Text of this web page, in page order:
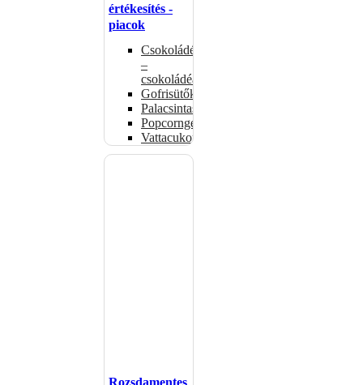
értékesítés -
piacok
Csokoládémelegítők
–
csokoládéadagolók
Gofrisütők
Palacsintasütők
Popcorngépek
Vattacukorgép